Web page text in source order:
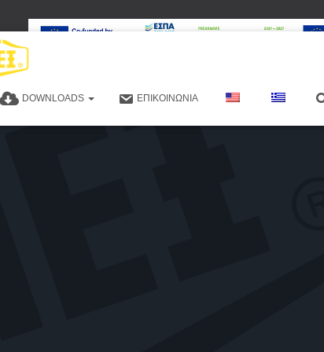
DOWNLOADS ΕΠΙΚΟΙΝΩΝΊΑ